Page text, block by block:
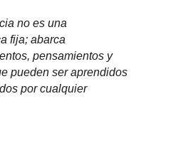
no es una
fija; abarca
pensamientos y
pueden ser aprendidos
por cualquier